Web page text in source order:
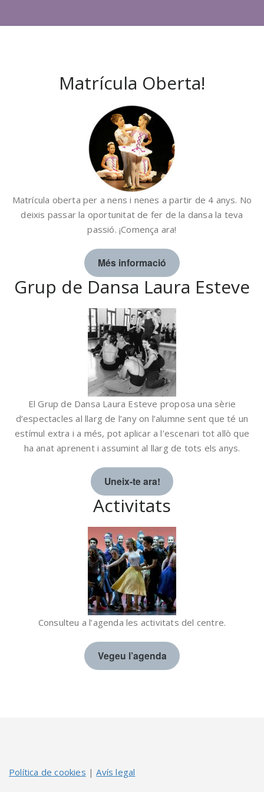
Matrícula Oberta!
Matrícula oberta per a nens i nenes a partir de 4 anys. No
deixis passar la oportunitat de fer de la dansa la teva
passió. ¡Comença ara!
Més informació
Grup de Dansa Laura Esteve
El Grup de Dansa Laura Esteve proposa una sèrie
d’espectacles al llarg de l’any on l’alumne sent que té un
estímul extra i a més, pot aplicar a l’escenari tot allò que
ha anat aprenent i assumint al llarg de tots els anys.
Uneix-te ara!
Activitats
Consulteu a l’agenda les activitats del centre.
Vegeu l’agenda
Política de cookies |Avís legal